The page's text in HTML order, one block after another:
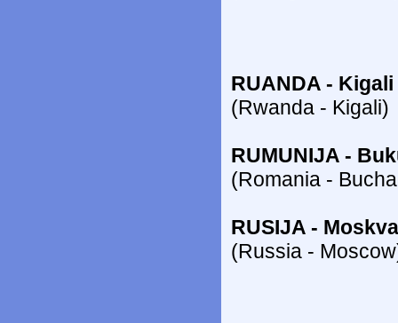
RUANDA - Kigali
(Rwanda - Kigali)
RUMUNIJA -
(Romania -
RUSIJA - Moskva
(Russia -